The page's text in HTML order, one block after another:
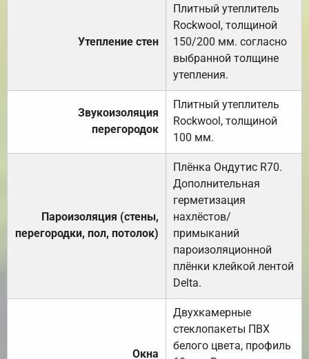
Утепление стен
Плитный утеплитель
Rockwool, толщиной
150/200 мм. согласно
выбранной толщине
утепления.
Звукоизоляция
перегородок
Плитный утеплитель
Rockwool, толщиной
100 мм.
Пароизоляция (стены,
перегородки, пол, потолок)
Плёнка Ондутис R70.
Дополнительная
герметизация
нахлёстов/
примыканий
пароизоляционной
плёнки клейкой лентой
Delta.
Окна
Двухкамерные
стеклопакеты ПВХ
белого цвета, профиль